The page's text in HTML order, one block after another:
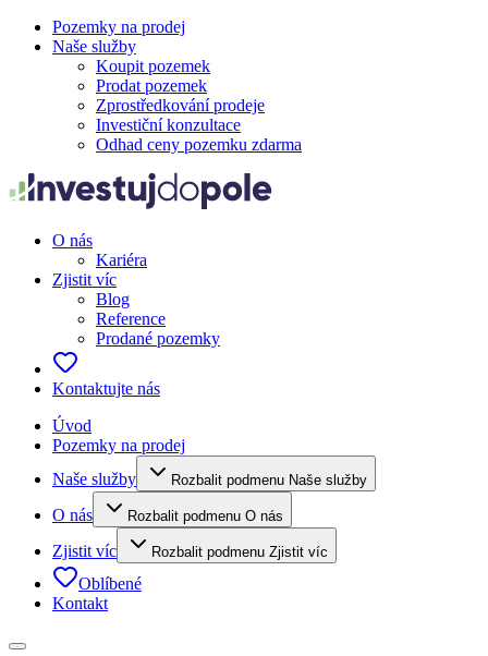
Pozemky na prodej
Naše služby
Koupit pozemek
Prodat pozemek
Zprostředkování prodeje
Investiční konzultace
Odhad ceny pozemku zdarma
O nás
Kariéra
Zjistit víc
Blog
Reference
Prodané pozemky
Kontaktujte nás
Úvod
Pozemky na prodej
Naše služby
Rozbalit podmenu Naše služby
O nás Rozbalit podmenu O nás
Zjistit víc Rozbalit podmenu Zjistit víc
Oblíbené
Kontakt